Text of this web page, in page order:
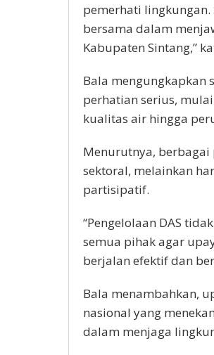
pemerhati
bersama dalam
Kabupaten Sintang,”
Bala mengungkapkan
perhatian serius,
kualitas air hingga
Menurutnya, berbagai
sektoral, melainkan
partisipatif.
“Pengelolaan DAS
semua pihak agar
berjalan efektif dan
Bala menambahkan,
nasional yang
dalam menjaga